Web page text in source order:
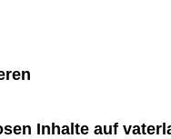
Inhalte auf